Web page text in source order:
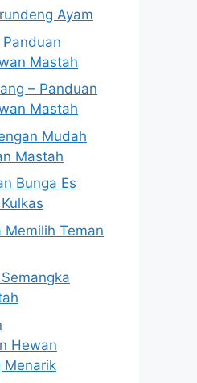
Ayam
Mastah
– Panduan
Mastah
Mudah
Mastah
Bunga Es
Memilih Teman
Hewan
Menarik